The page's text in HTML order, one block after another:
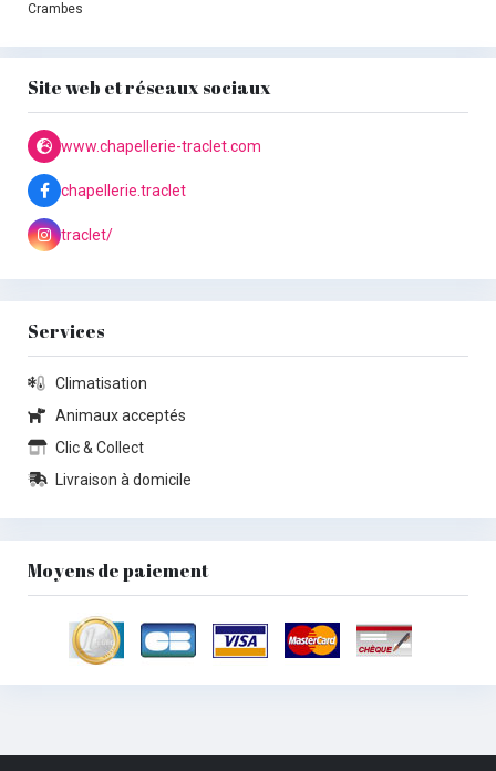
Crambes
Site web et réseaux sociaux
www.chapellerie-traclet.com
chapellerie.traclet
traclet/
Services
Climatisation
Animaux acceptés
Clic & Collect
Livraison à domicile
Moyens de paiement